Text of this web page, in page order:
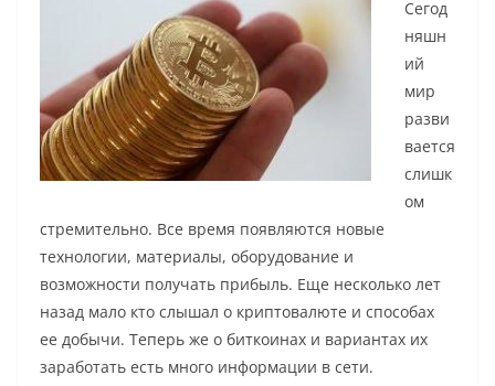
Сегод
няшн
ий
мир
разви
вается
слишк
ом
стремительно. Все время появляются новые
технологии, материалы, оборудование и
возможности получать прибыль. Еще несколько лет
назад мало кто слышал о криптовалюте и способах
ее добычи. Теперь же о биткоинах и вариантах их
заработать есть много информации в сети.